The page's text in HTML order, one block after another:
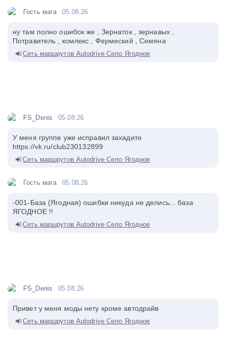
Гость мага 05.08.26
ну там полно ошибок же , Зернаток , зернавых ,
Потравитель , комлекс , Фермеский , Семяна
Сеть маршрутов Autodrive Село Ягодное
FS_Denis 05.08.26
У меня группе уже исправил захадите
https://vk.ru/club230132899
Сеть маршрутов Autodrive Село Ягодное
Гость мага 05.08.26
-001-База (Ягодная) ошибки никуда не делись... база
ЯГОДНОЕ !!
Сеть маршрутов Autodrive Село Ягодное
FS_Denis 05.08.26
Привет у меня моды нету кроме автодрайв
Сеть маршрутов Autodrive Село Ягодное